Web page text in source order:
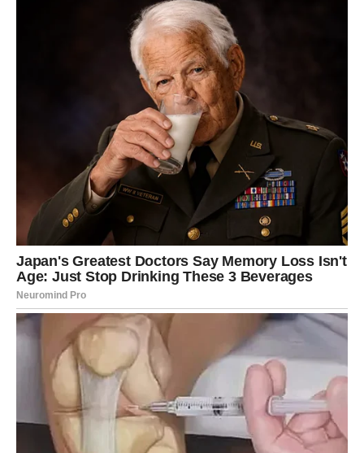
Srce dobija odgovor koji traži
Pred vama su posebni trenuci.
Pred vama je period uspjeha i potvrde vrijednosti.
Moguća je vijest koja vas približava jednom važnom cilju.
Poruka zvijezda
Ne dozvolite da vas tuđe sumnje zaustave.
Vrijeme je da zablistate
Pred vama su veoma pozitivni dani.
DJEVICA